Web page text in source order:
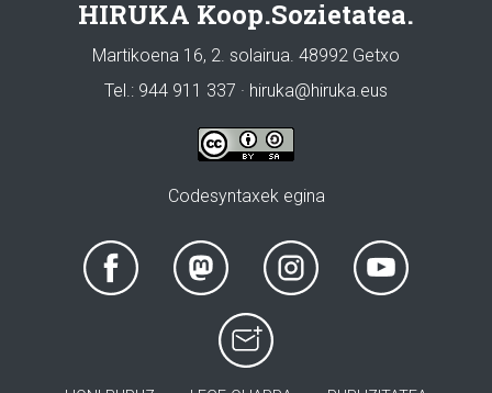
HIRUKA Koop.Sozietatea.
Martikoena 16, 2. solairua. 48992 Getxo
Tel.: 944 911 337 · hiruka@hiruka.eus
Codesyntaxek egina